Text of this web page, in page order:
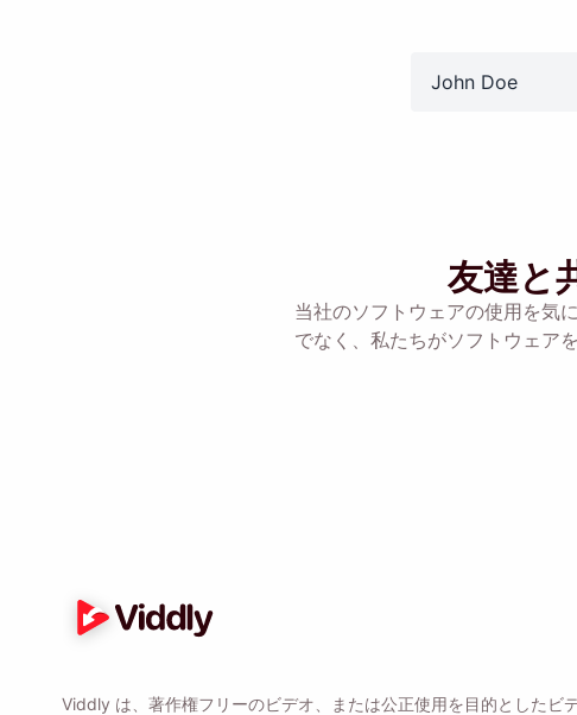
友達と
当社のソフトウェアの使用を気
でなく、私たちがソフトウェア
Viddly は、著作権フリーのビデオ、または公正使用を目的としたビ